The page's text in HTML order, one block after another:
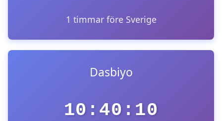
1 timmar före Sverige
Dasbiyo
10:40:10